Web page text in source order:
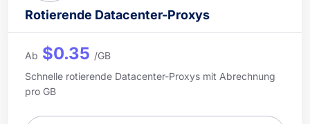
Rotierende Datacenter-Proxys
Ab $0.35 /GB
Schnelle rotierende Datacenter-Proxys mit Abrechnung
pro GB